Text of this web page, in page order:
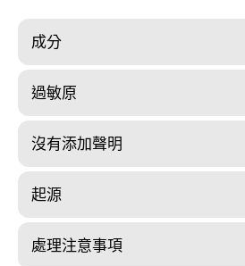
成分
過敏原
沒有添加聲明
起源
處理注意事項